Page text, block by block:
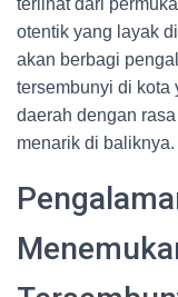
terlihat dari
otentik yang layak
akan berbagi
tersembunyi di kota
daerah dengan
menarik di baliknya.